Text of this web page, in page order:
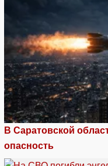
В Саратовской
опасность